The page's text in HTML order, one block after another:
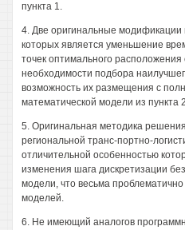
пункта 1.
4. Две оригинальные
которых является уменьшение
точек оптимального расположения
необходимости подбора
возможность их размещения с
математической модели из пункта
5. Оригинальная методика
региональной транс-портно-
отличительной особенностью
изменения шага дискретизации
модели, что весьма
моделей.
6. Не имеющий аналогов